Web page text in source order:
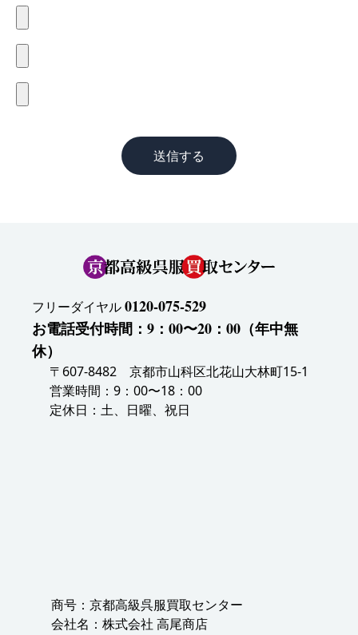
送信する
フリーダイヤル0120-075-529
お電話受付時間：9：00〜20：00（年中無
休）
〒607-8482 京都市山科区北花山大林町15-1
営業時間：9：00〜18：00
定休日：土、日曜、祝日
商号：京都高級呉服買取センター
会社名：株式会社 高尾商店